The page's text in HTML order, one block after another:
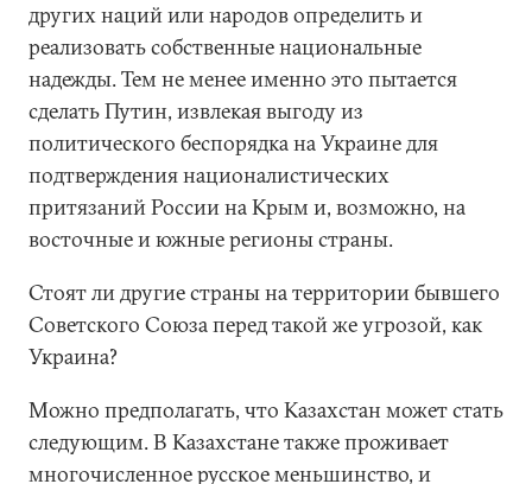
других наций или народов определить и
реализовать собственные национальные
надежды. Тем не менее именно это пытается
сделать Путин, извлекая выгоду из
политического беспорядка на Украине для
подтверждения националистических
притязаний России на Крым и, возможно, на
восточные и южные регионы страны.
Стоят ли другие страны на территории бывшего
Советского Союза перед такой же угрозой, как
Украина?
Можно предполагать, что Казахстан может стать
следующим. В Казахстане также проживает
многочисленное русское меньшинство, и